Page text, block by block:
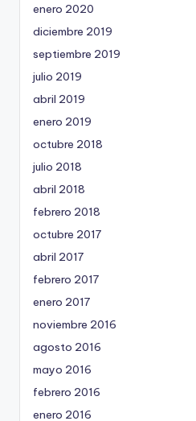
enero 2020
diciembre 2019
septiembre 2019
julio 2019
abril 2019
enero 2019
octubre 2018
julio 2018
abril 2018
febrero 2018
octubre 2017
abril 2017
febrero 2017
enero 2017
noviembre 2016
agosto 2016
mayo 2016
febrero 2016
enero 2016